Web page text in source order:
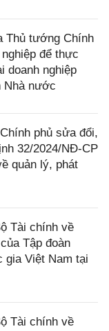
Thủ tướng Chính
để thực
doanh nghiệp
Nhà nước
phủ sửa đổi,
32/2024/NĐ-CP
quản lý, phát
Tài chính về
Tập đoàn
gia Việt Nam tại
Tài chính về